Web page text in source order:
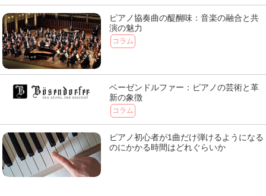
ピアノ協奏曲の醍醐味：音楽の融合と共
演の魅力
コラム
ベーゼンドルファー：ピアノの芸術と革
新の象徴
コラム
ピアノ初心者が1曲だけ弾けるようになる
のにかかる時間はどれぐらいか